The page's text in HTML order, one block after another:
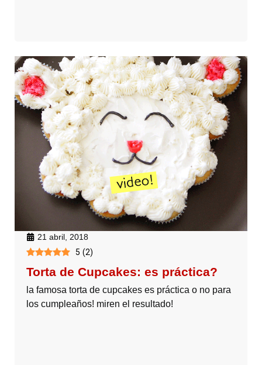
21 abril, 2018
5 (2)
Torta de Cupcakes: es práctica?
la famosa torta de cupcakes es práctica o no para
los cumpleaños! miren el resultado!